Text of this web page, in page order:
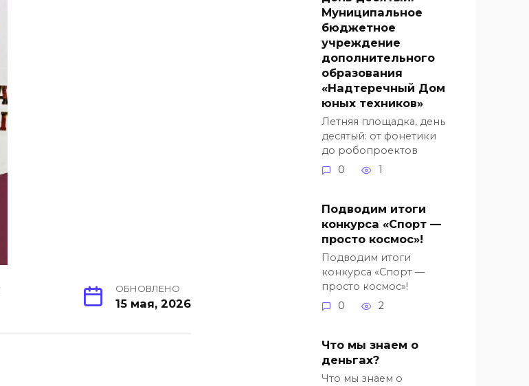
ОБНОВЛЕНО
15 мая, 2026
Муниципальное
бюджетное
учреждение
дополнительного
образования
«Надтеречный Дом
юных техников»
Летняя площадка, день
десятый: от фонетики
до робопроектов
0
1
Подводим итоги
конкурса «Спорт —
просто космос»!
Подводим итоги
конкурса «Спорт —
просто космос»!
0
2
Что мы знаем о
деньгах?
Что мы знаем о